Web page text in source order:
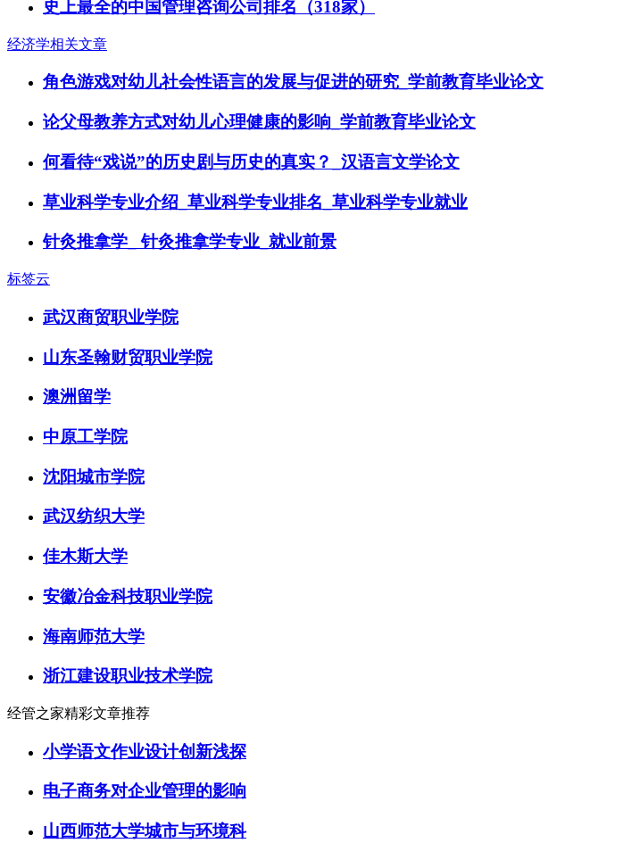
史上最全的中国管理咨询公司排名（318家）
经济学相关文章
角色游戏对幼儿社会性语言的发展与促进的研究_学前教育毕业论文
论父母教养方式对幼儿心理健康的影响_学前教育毕业论文
何看待“戏说”的历史剧与历史的真实？_汉语言文学论文
草业科学专业介绍_草业科学专业排名_草业科学专业就业
针灸推拿学_ 针灸推拿学专业_就业前景
标签云
武汉商贸职业学院
山东圣翰财贸职业学院
澳洲留学
中原工学院
沈阳城市学院
武汉纺织大学
佳木斯大学
安徽冶金科技职业学院
海南师范大学
浙江建设职业技术学院
经管之家精彩文章推荐
小学语文作业设计创新浅探
电子商务对企业管理的影响
山西师范大学城市与环境科